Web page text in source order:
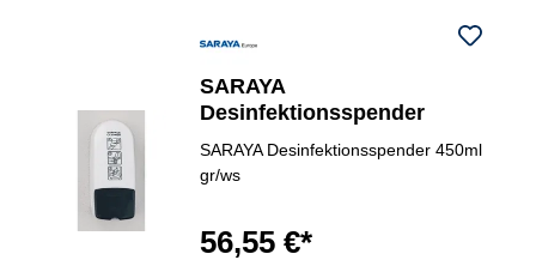
SARAYA
Desinfektionsspender
SARAYA Desinfektionsspender 450ml
gr/ws
56,55 €*